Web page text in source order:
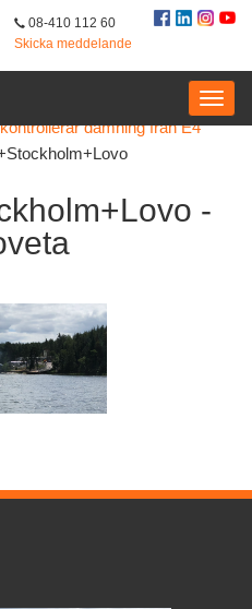
08-410 112 60
Skicka meddelande
damning från E4
-